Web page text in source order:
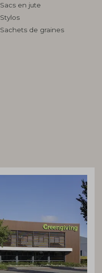
Sacs en jute
Stylos
Sachets de graines